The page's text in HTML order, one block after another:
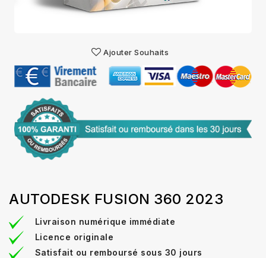
Ajouter Souhaits
AUTODESK FUSION 360 2023
Livraison numérique immédiate
Licence originale
Satisfait ou remboursé sous 30 jours